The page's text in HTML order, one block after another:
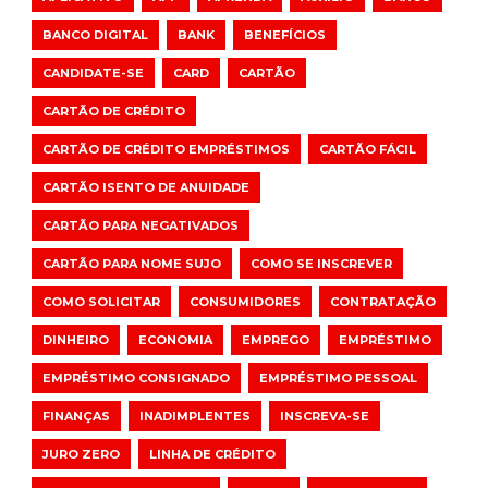
BANCO DIGITAL BANK BENEFÍCIOS
CANDIDATE-SE CARD CARTÃO
CARTÃO DE CRÉDITO
CARTÃO DE CRÉDITO EMPRÉSTIMOS CARTÃO FÁCIL
CARTÃO ISENTO DE ANUIDADE
CARTÃO PARA NEGATIVADOS
CARTÃO PARA NOME SUJO COMO SE INSCREVER
COMO SOLICITAR CONSUMIDORES CONTRATAÇÃO
DINHEIRO ECONOMIA EMPREGO EMPRÉSTIMO
EMPRÉSTIMO CONSIGNADO EMPRÉSTIMO PESSOAL
FINANÇAS INADIMPLENTES INSCREVA-SE
JURO ZERO LINHA DE CRÉDITO